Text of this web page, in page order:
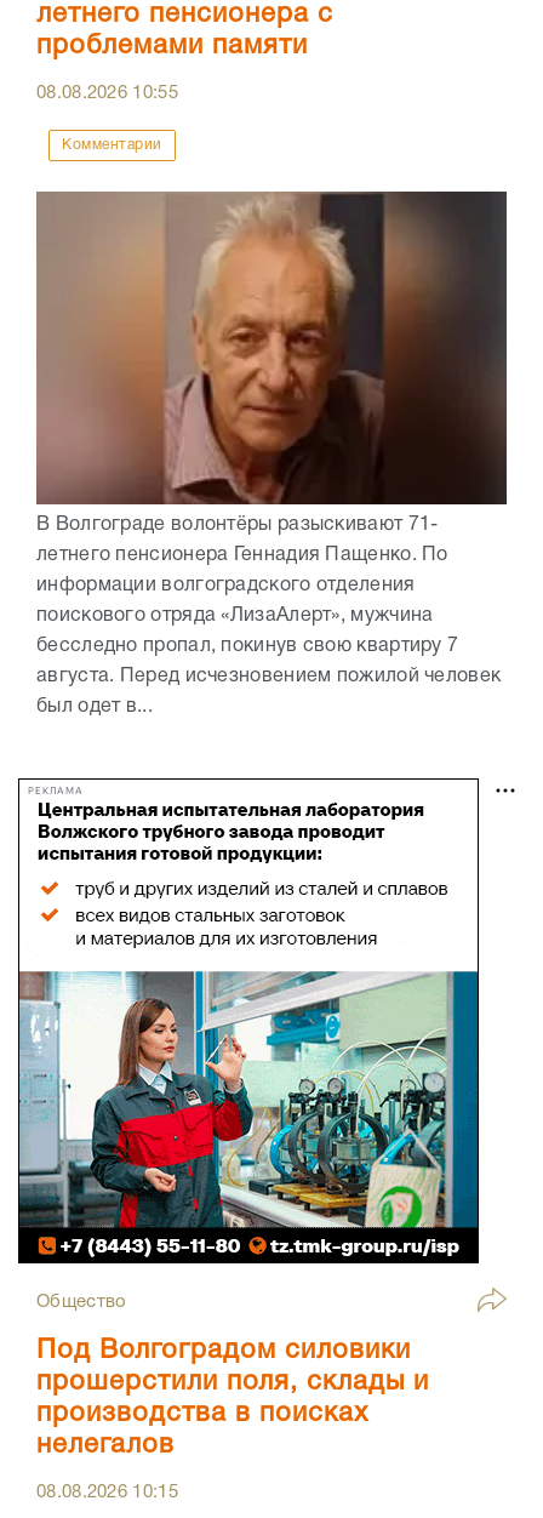
летнего пенсионера с
проблемами памяти
08.08.2026 10:55
Комментарии
В Волгограде волонтёры разыскивают 71-
летнего пенсионера Геннадия Пащенко. По
информации волгоградского отделения
поискового отряда «ЛизаАлерт», мужчина
бесследно пропал, покинув свою квартиру 7
августа. Перед исчезновением пожилой человек
был одет в...
РЕКЛАМА
Общество
Под Волгоградом силовики
прошерстили поля, склады и
производства в поисках
нелегалов
08.08.2026 10:15